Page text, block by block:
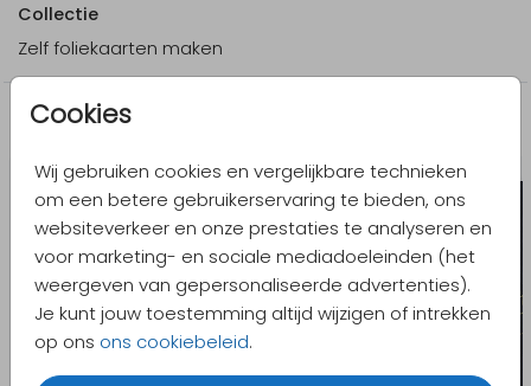
Cookies
Wij gebruiken cookies en vergelijkbare technieken
om een betere gebruikerservaring te bieden, ons
websiteverkeer en onze prestaties te analyseren en
voor marketing- en sociale mediadoeleinden (het
weergeven van gepersonaliseerde advertenties).
Je kunt jouw toestemming altijd wijzigen of intrekken
op ons ons cookiebeleid.
voor 18.00 uur besteld = de volgende werkdag
gedrukt en verzonden.
Collectie
Zelf foliekaarten maken
Meer in dezelfde stijl